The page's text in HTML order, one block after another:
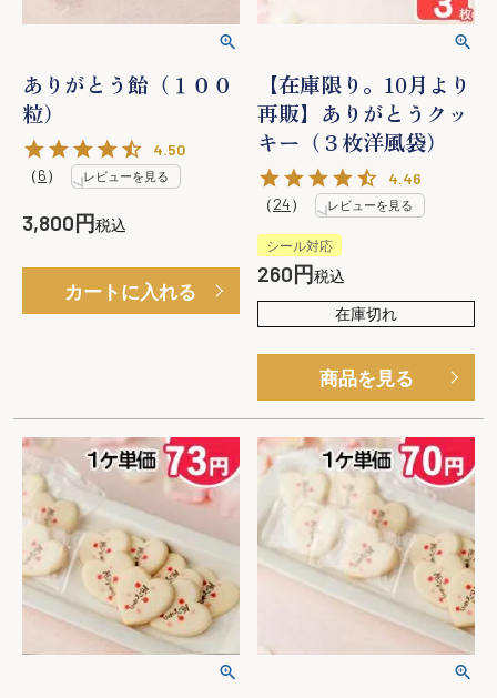
ありがとう飴（１００
粒）
4.50
（6） レビューを見る
3,800 税込
カートに入れる
【在庫限り。10月より
再販】ありがとうクッ
キー（３枚洋風袋）
4.46
（24） レビューを見る
シール対応
260
税込
在庫切れ
商品を見る